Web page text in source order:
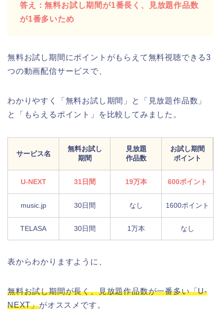
答え：無料お試し期間が1番長く、見放題作品数
が1番多いため
無料お試し期間にポイントがもらえて無料視聴できる3
つの動画配信サービスで、
わかりやすく「無料お試し期間」と「見放題作品数」
と「もらえるポイント」を比較してみました。
サービス名
無料お試し
期間
見放題
作品数
お試し期間
ポイント
U-NEXT 31日間 19万本 600ポイント
music.jp 30日間 なし 1600ポイント
TELASA 30日間 1万本 なし
表からわかりますように、
無料お試し期間が長く、見放題作品数が一番多い「U-
NEXT」がオススメです。